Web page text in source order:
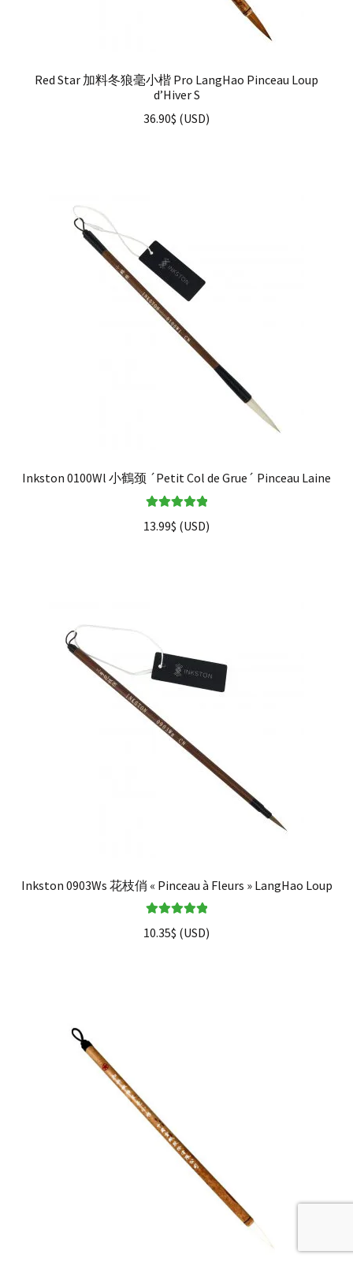
Red Star 加料冬狼毫小楷 Pro LangHao Pinceau Loup
d’Hiver S
36.90$ (USD)
Inkston 0100Wl 小鶴颈 ´Petit Col de Grue´ Pinceau Laine
5
13.99$ (USD)
Inkston 0903Ws 花枝俏 « Pinceau à Fleurs » LangHao Loup
5
10.35$ (USD)